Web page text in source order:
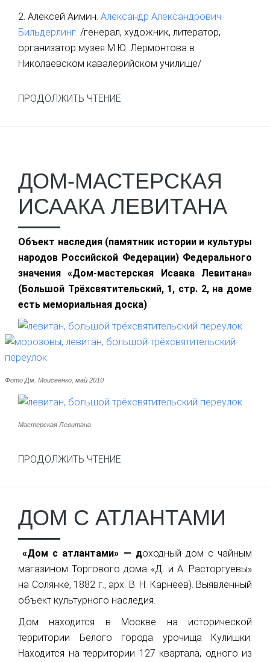
2. Алексей Аимин. Александр Александрович
Бильдерлинг. /генерал, художник, литератор,
организатор музея М.Ю. Лермонтова в
Николаевском кавалерийском училище/
ПРОДОЛЖИТЬ ЧТЕНИЕ
ДОМ-МАСТЕРСКАЯ
ИСААКА ЛЕВИТАНА
Объект наследия (памятник истории и культуры
народов Российской Федерации) Федерального
значения «Дом-мастерская Исаака Левитана»
(Большой Трёхсвятительский, 1, стр. 2, на доме
есть мемориальная доска)
Фото Дм. Моисеенко, май 2010
Мастерская Левитана
ПРОДОЛЖИТЬ ЧТЕНИЕ
ДОМ С АТЛАНТАМИ
«Дом с атлантами» — доходный дом с чайным
магазином Торгового дома «Д. и А. Расторгуевы»
на Солянке, 1882 г., арх. В. Н. Карнеев). Выявленный
объект культурного наследия
Дом находится в Москве на исторической
территории Белого города урочища Кулишки.
Находится на территории 127 квартала, одного из